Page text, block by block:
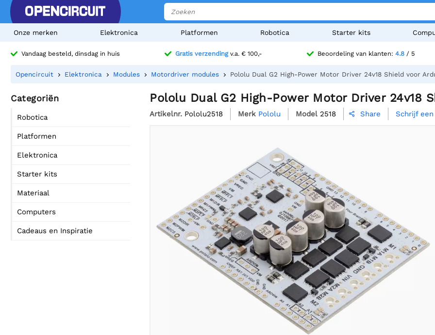
Onze merken Elektronica Platformen Robotica Starter kits
Vandaag besteld, dinsdag in huis Gratis verzendingv.a. € 100,- Beoordeling van klanten: 4.8 / 5
Opencircuit Elektronica Modules Motordriver modules Pololu Dual G2 High-Power Motor Driver 24v18 Shield voor
Categoriën
Robotica
Platformen
Elektronica
Starter kits
Materiaal
Computers
Cadeaus en Inspiratie
Pololu Dual G2 High-Power Motor Driver 24v18
Artikelnr. Pololu2518 Merk Pololu Model 2518  Share Schrijf